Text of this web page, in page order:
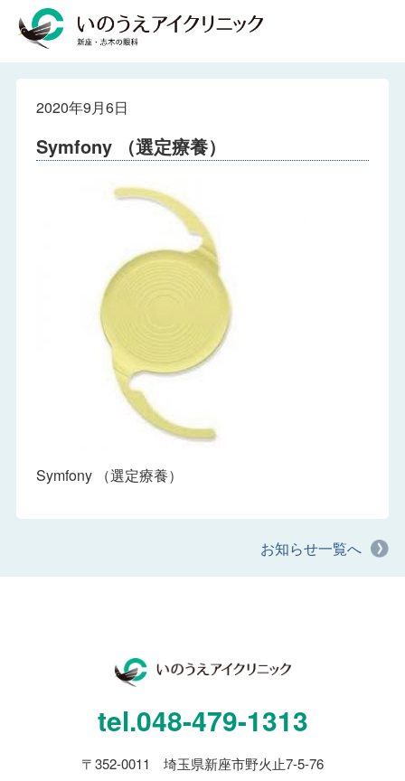
2020年9月6日
Symfony （選定療養）
Symfony （選定療養）
お知らせ一覧へ
tel.048-479-1313
〒352-0011 埼玉県新座市野火止7-5-76